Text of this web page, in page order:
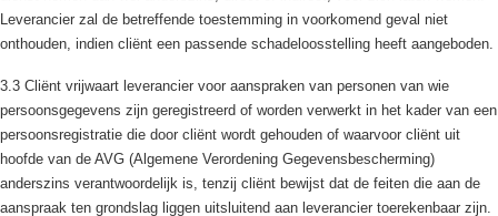
Leverancier zal de betreffende toestemming in voorkomend geval niet
onthouden, indien cliënt een passende schadeloosstelling heeft aangeboden.
3.3 Cliënt vrijwaart leverancier voor aanspraken van personen van wie
persoonsgegevens zijn geregistreerd of worden verwerkt in het kader van een
persoonsregistratie die door cliënt wordt gehouden of waarvoor cliënt uit
hoofde van de AVG (Algemene Verordening Gegevensbescherming)
anderszins verantwoordelijk is, tenzij cliënt bewijst dat de feiten die aan de
aanspraak ten grondslag liggen uitsluitend aan leverancier toerekenbaar zijn.